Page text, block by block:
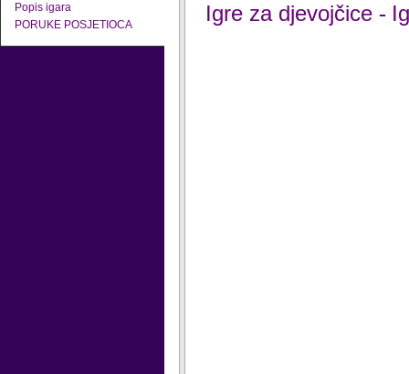
Popis igara
PORUKE POSJETIOCA
Igre za djevojčice -